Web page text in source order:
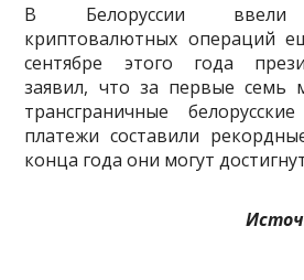
В Белоруссии ввели
криптовалютных операций
сентябре этого года
заявил, что за первые семь
трансграничные
платежи составили
конца года они могут